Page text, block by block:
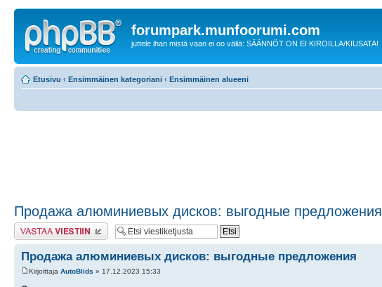
forumpark.munfoorumi.com
juttele ihan mistä vaan ei oo väliä: SÄÄNNÖT ON EI KIROILLA/KIUSATA!
Etusivu ‹ Ensimmäinen kategoriani ‹ Ensimmäinen alueeni
Продажа алюминиевых дисков: выгодные предложения
Lähetä vastaus
Продажа алюминиевых дисков: выгодные предложения
Kirjoittaja AutoBlids » 17.12.2023 15:33